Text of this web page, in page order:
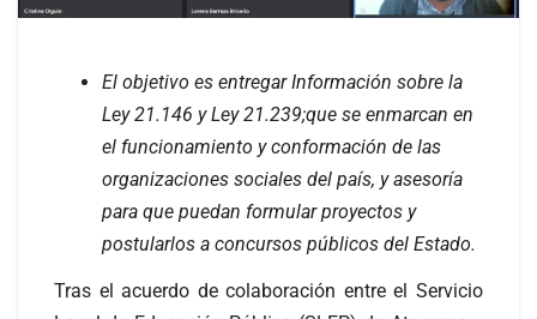
El objetivo es entregar Información sobre la
Ley 21.146 y Ley 21.239;que se enmarcan en
el funcionamiento y conformación de las
organizaciones sociales del país, y asesoría
para que puedan formular proyectos y
postularlos a concursos públicos del Estado.
Tras el acuerdo de colaboración entre el Servicio